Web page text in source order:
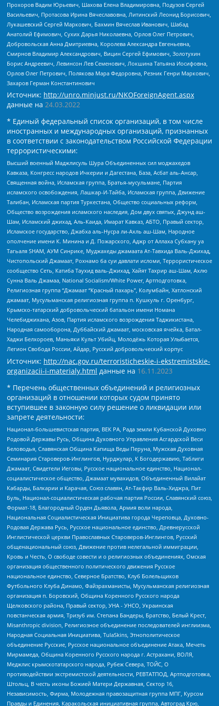
Прохоров Вадим Юрьевич, Шахова Елена Владимировна, Подузов Сергей
Васильевич, Протасова Ирина Вячеславовна, Литинский Леонид Борисович,
Лукашевский Сергей Маркович, Бахмин Вячеслав Иванович, Шабад
Анатолий Ефимович, Сухих Дарья Николаевна, Орлов Олег Петрович,
Добровольская Анна Дмитриевна, Королева Александра Евгеньевна,
Смирнов Владимир Александрович, Вицин Сергей Ефимович, Золотухин
Борис Андреевич, Левинсон Лев Семенович, Локшина Татьяна Иосифовна,
Орлов Олег Петрович, Полякова Мара Федоровна, Резник Генри Маркович,
Захаров Герман Константинович
Источник: http://unro.minjust.ru/NKOForeignAgent.aspx
данные на 24.03.2022
* Единый федеральный список организаций, в том числе
иностранных и международных организаций, признанных
в соответствии с законодательством Российской Федерации
террористическими:
Высший военный Маджлисуль Шура Объединенных сил моджахедов
Кавказа, Конгресс народов Ичкерии и Дагестана, База, Асбат аль-Ансар,
Священная война, Исламская группа, Братья-мусульмане, Партия
исламского освобождения, Лашкар-И-Тайба, Исламская группа, Движение
Талибан, Исламская партия Туркестана, Общество социальных реформ,
Общество возрождения исламского наследия, Дом двух святых, Джунд аш-
Шам, Исламский джихад, Аль-Каида, Имарат Кавказ, АБТО, Правый сектор,
Исламское государство, Джабха аль-Нусра ли-Ахль аш-Шам, Народное
ополчение имени К. Минина и Д. Пожарского, Аджр от Аллаха Субхану уа
Тагьаля SHAM, АУМ Синрике, Муджахеды джамаата Ат-Тавхида Валь-Джихад,
Чистопольский Джамаат, Рохнамо ба суи давлати исломи, Террористическое
сообщество Сеть, Катиба Таухид валь-Джихад, Хайят Тахрир аш-Шам, Ахлю
Сунна Валь Джамаа, National Socialism/White Power, Артподготовка,
Религиозная группа “Джамаат “Красный пахарь”, Колумбайн, Хатлонский
джамаат, Мусульманская религиозная группа п. Кушкуль г. Оренбург,
Крымско-татарский добровольческий батальон имени Номана
Челебиджихана, Азов, Партия исламского возрождения Таджикистана,
Народная самооборона, Дуббайский джамаат, московская ячейка, Батал-
Хаджи Белхороев, Маньяки Культ Убийц, Молодёжь Которая Улыбается,
Легион Свобода России, Айдар, Русский добровольческий корпус
Источник: http://nac.gov.ru/terroristicheskie-i-ekstremistskie-
organizacii-i-materialy.html данные на 16.11.2023
* Перечень общественных объединений и религиозных
организаций в отношении которых судом принято
вступившее в законную силу решение о ликвидации или
запрете деятельности:
Национал-большевистская партия, ВЕК РА, Рада земли Кубанской Духовно
Родовой Державы Русь, Община Духовного Управления Асгардской Веси
Беловодья, Славянская Община Капища Веды Перуна, Мужская Духовная
Семинария Староверов-Инглингов, Нурджулар, К Богодержавию, Таблиги
Джамаат, Свидетели Иеговы, Русское национальное единство, Национал-
социалистическое общество, Джамаат мувахидов, Объединенный Вилайат
Кабарды, Балкарии и Карачая, Союз славян, Ат-Такфир Валь-Хиджра, Пит
Буль, Национал-социалистическая рабочая партия России, Славянский союз,
Формат-18, Благородный Орден Дьявола, Армия воли народа,
Национальная Социалистическая Инициатива города Череповца, Духовно-
Родовая Держава Русь, Русское национальное единство, Древнерусской
Инглистической церкви Православных Староверов-Инглингов, Русский
общенациональный союз, Движение против нелегальной иммиграции,
Кровь и Честь, О свободе совести и о религиозных объединениях, Омская
организация общественного политического движения Русское
национальное единство, Северное Братство, Клуб Болельщиков
Футбольного Клуба Динамо, Файзрахманисты, Мусульманская религиозная
организация п. Боровский, Община Коренного Русского народа
Щелковского района, Правый сектор, УНА - УНСО, Украинская
повстанческая армия, Тризуб им. Степана Бандеры, Братство, Белый Крест,
Misanthropic division, Религиозное объединение последователей инглиизма,
Народная Социальная Инициатива, TulaSkins, Этнополитическое
объединение Русские, Русское национальное объединение Атака, Мечеть
Мирмамеда, Община Коренного Русского народа г. Астрахани, ВОЛЯ,
Меджлис крымскотатарского народа, Рубеж Севера, ТОЙС, О
противодействии экстремистской деятельности, РЕВТАТПОД, Артподготовка,
Штольц, В честь иконы Божией Матери Державная, Сектор 16,
Независимость, Фирма, Молодежная правозащитная группа МПГ, Курсом
Правды и Единения, Каракольская инициативная группа, Автоград Крю,